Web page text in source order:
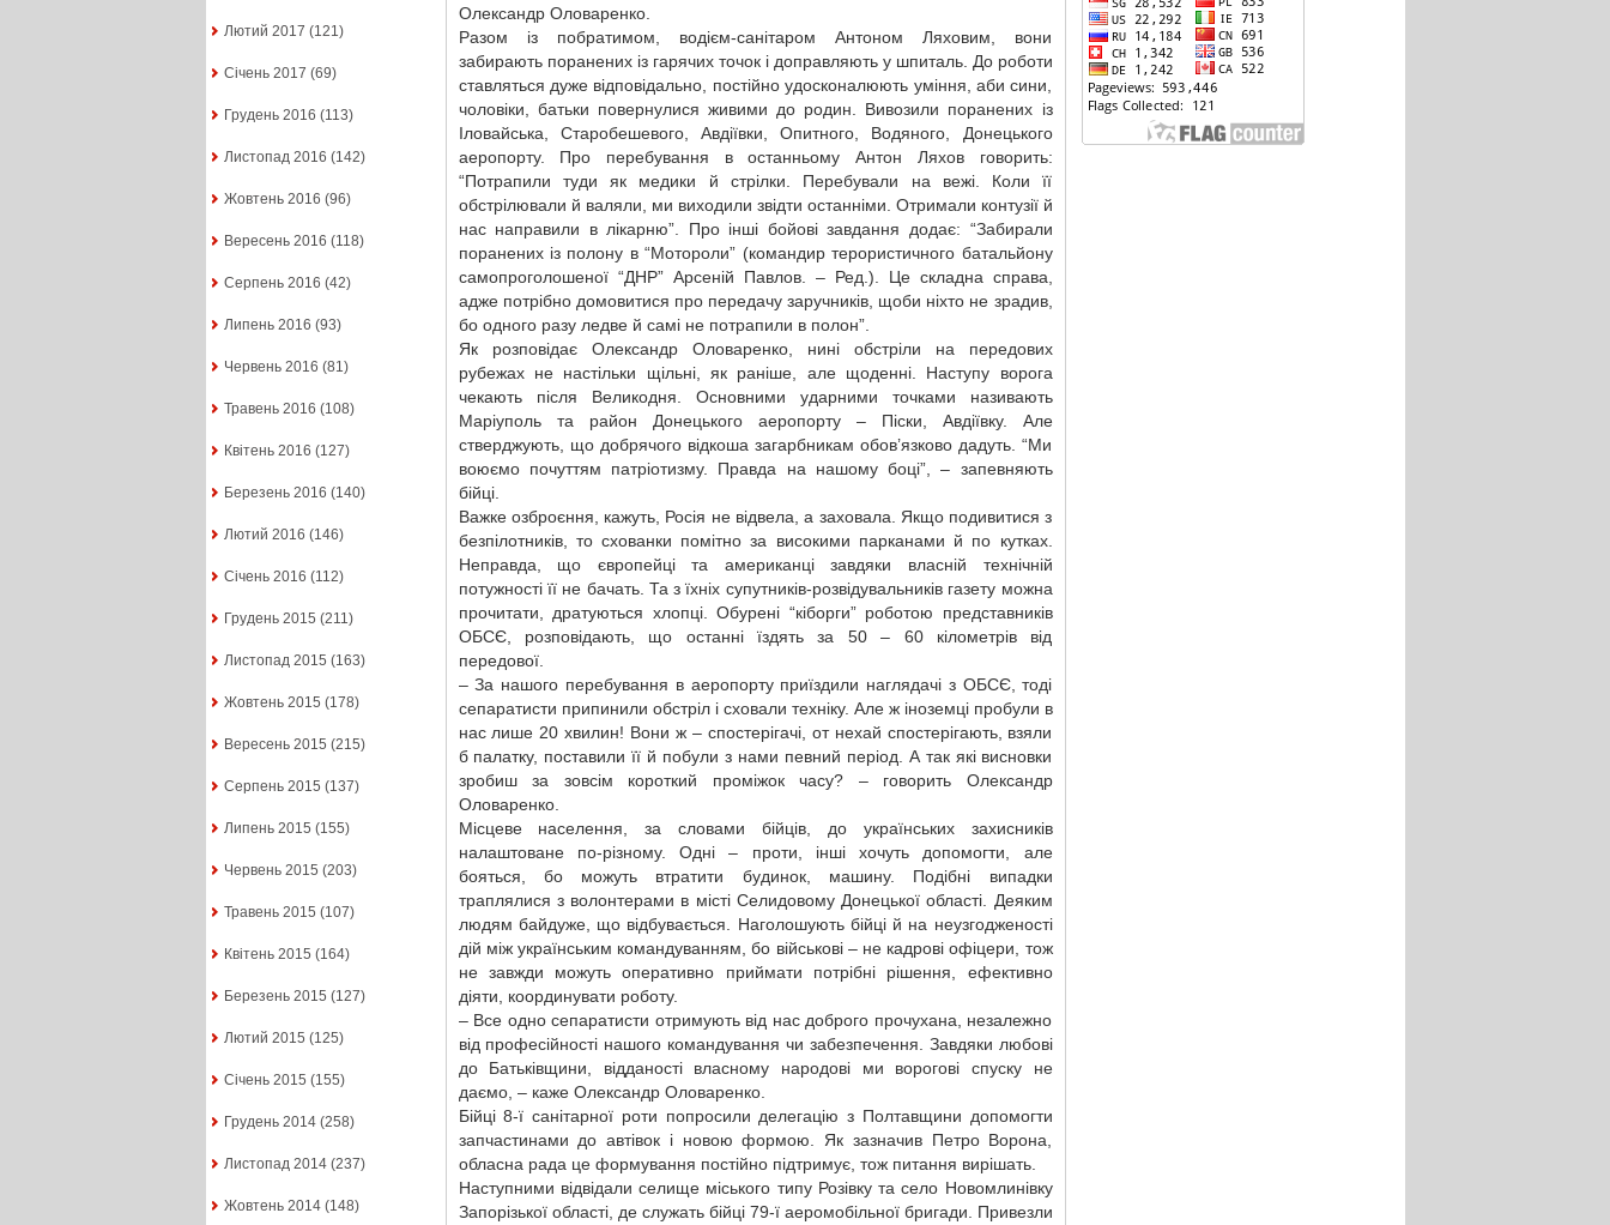
Лютий 2017 (121)
Січень 2017 (69)
Грудень 2016 (113)
Листопад 2016 (142)
Жовтень 2016 (96)
Вересень 2016 (118)
Серпень 2016 (42)
Липень 2016 (93)
Червень 2016 (81)
Травень 2016 (108)
Квітень 2016 (127)
Березень 2016 (140)
Лютий 2016 (146)
Січень 2016 (112)
Грудень 2015 (211)
Листопад 2015 (163)
Жовтень 2015 (178)
Вересень 2015 (215)
Серпень 2015 (137)
Липень 2015 (155)
Червень 2015 (203)
Травень 2015 (107)
Квітень 2015 (164)
Березень 2015 (127)
Лютий 2015 (125)
Січень 2015 (155)
Грудень 2014(258)
Листопад 2014(237)
Жовтень 2014(148)
Олександр Оловаренко.
Разом із побратимом, водієм-санітаром Антоном Ляховим, вони
забирають поранених із гарячих точок і доправляють у шпиталь. До роботи
ставляться дуже відповідально, постійно удосконалюють уміння, аби сини,
чоловіки, батьки повернулися живими до родин. Вивозили поранених із
Іловайська, Старобешевого, Авдіївки, Опитного, Водяного, Донецького
аеропорту. Про перебування в останньому Антон Ляхов говорить:
“Потрапили туди як медики й стрілки. Перебували на вежі. Коли її
обстрілювали й валяли, ми виходили звідти останніми. Отримали контузії й
нас направили в лікарню”. Про інші бойові завдання додає: “Забирали
поранених із полону в “Мотороли” (командир терористичного батальйону
самопроголошеної “ДНР” Арсеній Павлов. – Ред.). Це складна справа,
адже потрібно домовитися про передачу заручників, щоби ніхто не зрадив,
бо одного разу ледве й самі не потрапили в полон”.
Як розповідає Олександр Оловаренко, нині обстріли на передових
рубежах не настільки щільні, як раніше, але щоденні. Наступу ворога
чекають після Великодня. Основними ударними точками називають
Маріуполь та район Донецького аеропорту – Піски, Авдіївку. Але
стверджують, що добрячого відкоша загарбникам обов’язково дадуть. “Ми
воюємо почуттям патріотизму. Правда на нашому боці”, – запевняють
бійці.
Важке озброєння, кажуть, Росія не відвела, а заховала. Якщо подивитися з
безпілотників, то схованки помітно за високими парканами й по кутках.
Неправда, що європейці та американці завдяки власній технічній
потужності її не бачать. Та з їхніх супутників-розвідувальників газету можна
прочитати, дратуються хлопці. Обурені “кіборги” роботою представників
ОБСЄ, розповідають, що останні їздять за 50 – 60 кілометрів від
передової.
– За нашого перебування в аеропорту приїздили наглядачі з ОБСЄ, тоді
сепаратисти припинили обстріл і сховали техніку. Але ж іноземці пробули в
нас лише 20 хвилин! Вони ж – спостерігачі, от нехай спостерігають, взяли
б палатку, поставили її й побули з нами певний період. А так які висновки
зробиш за зовсім короткий проміжок часу? – говорить Олександр
Оловаренко.
Місцеве населення, за словами бійців, до українських захисників
налаштоване по-різному. Одні – проти, інші хочуть допомогти, але
бояться, бо можуть втратити будинок, машину. Подібні випадки
траплялися з волонтерами в місті Селидовому Донецької області. Деяким
людям байдуже, що відбувається. Наголошують бійці й на неузгодженості
дій між українським командуванням, бо військові – не кадрові офіцери, тож
не завжди можуть оперативно приймати потрібні рішення, ефективно
діяти, координувати роботу.
– Все одно сепаратисти отримують від нас доброго прочухана, незалежно
від професійності нашого командування чи забезпечення. Завдяки любові
до Батьківщини, відданості власному народові ми ворогові спуску не
даємо, – каже Олександр Оловаренко.
Бійці 8-ї санітарної роти попросили делегацію з Полтавщини допомогти
запчастинами до автівок і новою формою. Як зазначив Петро Ворона,
обласна рада це формування постійно підтримує, тож питання вирішать.
Наступними відвідали селище міського типу Розівку та село Новомлинівку
Запорізької області, де служать бійці 79-ї аеромобільної бригади. Привезли